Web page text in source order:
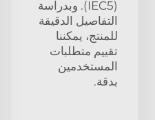
(IEC5). وبدراسة
التفاصيل الدقيقة
للمنتج، يمكننا
تقييم متطلبات
المستخدمين
بدقة.